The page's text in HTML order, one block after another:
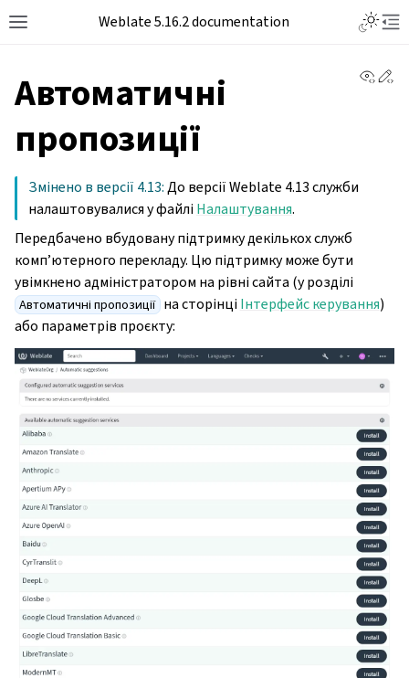
Weblate 5.16.2 documentation
Автоматичні
пропозиції
Змінено в версії 4.13:До версії Weblate 4.13 служби
налаштовувалися у файліНалаштування.
Передбачено вбудовану підтримку декількох служб
комп’ютерного перекладу. Цю підтримку може бути
увімкнено адміністратором на рівні сайта (у розділі
Автоматичні пропозиції на сторінціІнтерфейс керування)
або параметрів проєкту: